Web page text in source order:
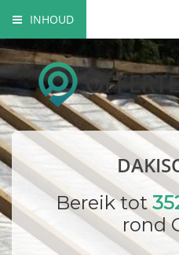
INHOUD
Soorten dakisolatie
Mogelijkheden dakisolatie
Wettelijke verplichtingen
Bedrijf registreren
Bereik tot
rond